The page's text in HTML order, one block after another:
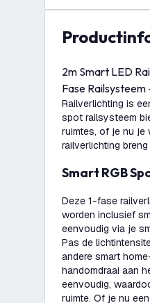
2m Smart LED
Fase
Railverlichting is
spot railsysteem
ruimtes, of je nu je
railverlichting
Smart RGB
Deze 1-fase
worden inclusief
eenvoudig via je
Pas de
andere smart
handomdraai aan
eenvoudig,
ruimte. Of je nu